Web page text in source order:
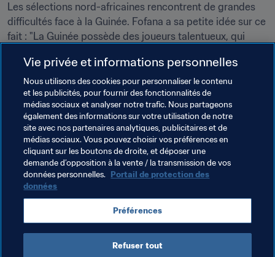
Les sélections nord-africaines rencontrent de grandes
difficultés face à la Guinée. Fofana a sa petite idée sur ce
fait : "La Guinée possède des joueurs talentueux, qui
équipes d'Afrique du Nord", explique-t-il avant de
conclure : "Les joueurs de la sélection et le peuple
guinéen tout entier rêvent d'une qualification pour la
Coupe du Monde, la plus grande compétition de football
au monde. Quels que soient l’adversaire ou les
circonstances, nous allons tout faire pour saisir notre
chance. "
Thèmes en lien
CAF Guinea
Vie privée et informations personnelles
Nous utilisons des cookies pour personnaliser le contenu
et les publicités, pour fournir des fonctionnalités de
médias sociaux et analyser notre trafic. Nous partageons
également des informations sur votre utilisation de notre
site avec nos partenaires analytiques, publicitaires et de
médias sociaux. Vous pouvez choisir vos préférences en
cliquant sur les boutons de droite, et déposer une
demande d’opposition à la vente / la transmission de vos
données personnelles. Portail de protection des
données
Préférences
Refuser tout